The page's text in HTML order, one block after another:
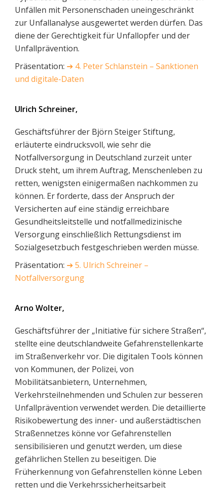
Unfällen mit Personenschaden uneingeschränkt
zur Unfallanalyse ausgewertet werden dürfen. Das
diene der Gerechtigkeit für Unfallopfer und der
Unfallprävention.
Präsentation: ➔ 4. Peter Schlanstein – Sanktionen
und digitale-Daten
Ulrich Schreiner,
Geschäftsführer der Björn Steiger Stiftung,
erläuterte eindrucksvoll, wie sehr die
Notfallversorgung in Deutschland zurzeit unter
Druck steht, um ihrem Auftrag, Menschenleben zu
retten, wenigsten einigermaßen nachkommen zu
können. Er forderte, dass der Anspruch der
Versicherten auf eine ständig erreichbare
Gesundheitsleitstelle und notfallmedizinische
Versorgung einschließlich Rettungsdienst im
Sozialgesetzbuch festgeschrieben werden müsse.
Präsentation: ➔5. Ulrich Schreiner –
Notfallversorgung
Arno Wolter,
Geschäftsführer der „Initiative für sichere Straßen“,
stellte eine deutschlandweite Gefahrenstellenkarte
im Straßenverkehr vor. Die digitalen Tools können
von Kommunen, der Polizei, von
Mobilitätsanbietern, Unternehmen,
Verkehrsteilnehmenden und Schulen zur besseren
Unfallprävention verwendet werden. Die detaillierte
Risikobewertung des inner- und außerstädtischen
Straßennetzes könne vor Gefahrenstellen
sensibilisieren und genutzt werden, um diese
gefährlichen Stellen zu beseitigen. Die
Früherkennung von Gefahrenstellen könne Leben
retten und die Verkehrssicherheitsarbeit